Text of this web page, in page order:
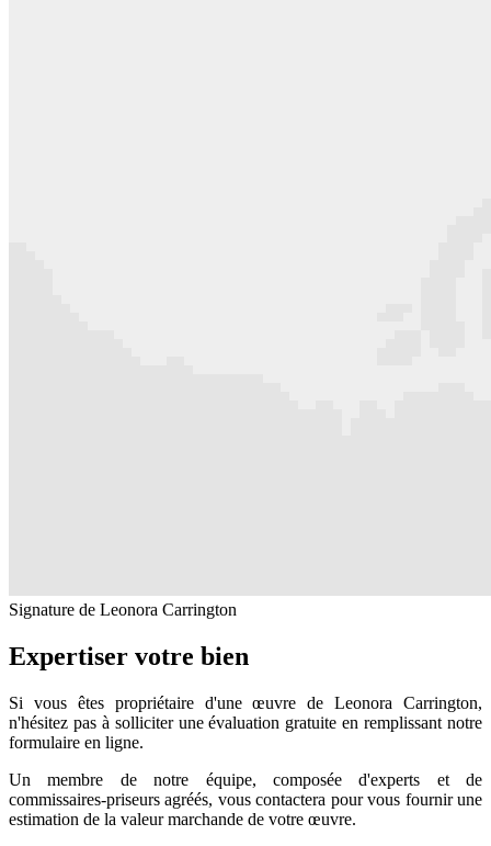
Signature de Leonora Carrington
Expertiser votre bien
Si vous êtes propriétaire d'une œuvre de Leonora Carrington,
n'hésitez pas à solliciter une évaluation gratuite en remplissant notre
formulaire en ligne.
Un membre de notre équipe, composée d'experts et de
commissaires-priseurs agréés, vous contactera pour vous fournir une
estimation de la valeur marchande de votre œuvre.